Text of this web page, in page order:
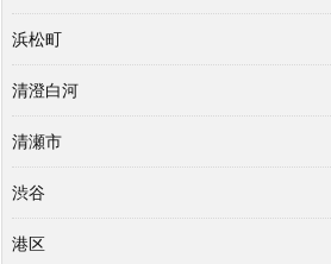
浜松町
清澄白河
清瀬市
渋谷
港区